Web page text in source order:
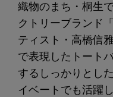
織物のまち・桐生
クトリーブランド
ティスト・高橋信
で表現したトート
するしっかりとし
イベートでも活躍し